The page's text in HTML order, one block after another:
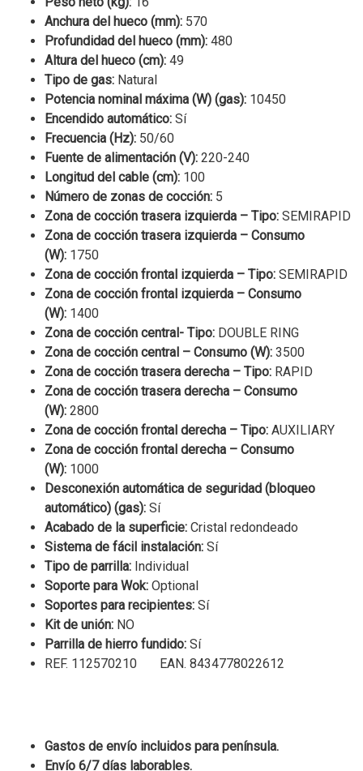
Anchura del hueco (mm): 570
Profundidad del hueco (mm): 480
Altura del hueco (cm): 49
Tipo de gas: Natural
Potencia nominal máxima (W) (gas): 10450
Encendido automático: Sí
Frecuencia (Hz): 50/60
Fuente de alimentación (V): 220-240
Longitud del cable (cm): 100
Número de zonas de cocción: 5
Zona de cocción trasera izquierda – Tipo: SEMIRAPID
Zona de cocción trasera izquierda – Consumo
(W): 1750
Zona de cocción frontal izquierda – Tipo: SEMIRAPID
Zona de cocción frontal izquierda – Consumo
(W): 1400
Zona de cocción central- Tipo: DOUBLE RING
Zona de cocción central – Consumo (W): 3500
Zona de cocción trasera derecha – Tipo: RAPID
Zona de cocción trasera derecha – Consumo
(W): 2800
Zona de cocción frontal derecha – Tipo: AUXILIARY
Zona de cocción frontal derecha – Consumo
(W): 1000
Desconexión automática de seguridad (bloqueo
automático) (gas): Sí
Acabado de la superficie: Cristal redondeado
Sistema de fácil instalación: Sí
Tipo de parrilla: Individual
Soporte para Wok: Optional
Soportes para recipientes: Sí
Kit de unión: NO
Parrilla de hierro fundido: Sí
REF. 112570210 EAN. 8434778022612
Gastos de envío incluidos para península.
Envío 6/7 días laborables.